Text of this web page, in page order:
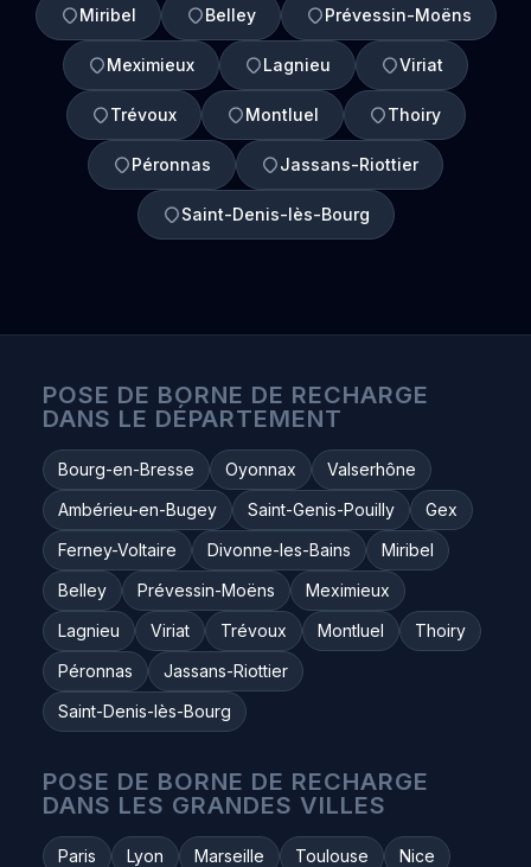
Miribel Belley Prévessin-Moëns
Meximieux Lagnieu Viriat
Trévoux Montluel Thoiry
Péronnas Jassans-Riottier
Saint-Denis-lès-Bourg
POSE DE BORNE DE RECHARGE
DANS LE DÉPARTEMENT
Bourg-en-Bresse Oyonnax
Valserhône
Ambérieu-en-Bugey
Saint-Genis-Pouilly
Gex
Ferney-Voltaire
Divonne-les-Bains
Miribel
Belley
Prévessin-Moëns
Meximieux
Lagnieu
Viriat Trévoux Montluel
Thoiry
Péronnas
Jassans-Riottier
Saint-Denis-lès-Bourg
POSE DE BORNE DE RECHARGE
DANS LES GRANDES VILLES
Paris Lyon Marseille Toulouse
Nice